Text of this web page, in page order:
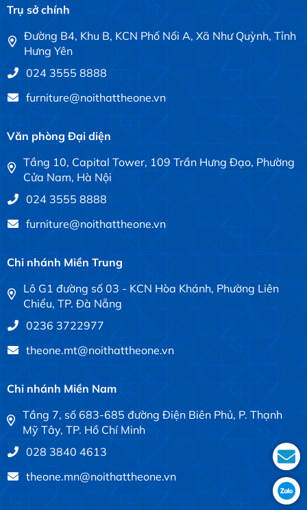
Trụ sở chính
Đường B4, Khu B, KCN Phố Nối A, Xã Như Quỳnh, Tỉnh
Hưng Yên
024 3555 8888
furniture@noithattheone.vn
Văn phòng Đại diện
Tầng 10, Capital Tower, 109 Trần Hưng Đạo, Phường
Cửa Nam, Hà Nội
024 3555 8888
furniture@noithattheone.vn
Chi nhánh Miền Trung
Lô G1 đường số 03 - KCN Hòa Khánh, Phường Liên
Chiểu, TP. Đà Nẵng
0236 3722977
theone.mt@noithattheone.vn
Chi nhánh Miền Nam
Tầng 7, số 683-685 đường Điện Biên Phủ, P. Thạnh
Mỹ Tây, TP. Hồ Chí Minh
028 3840 4613
theone.mn@noithattheone.vn